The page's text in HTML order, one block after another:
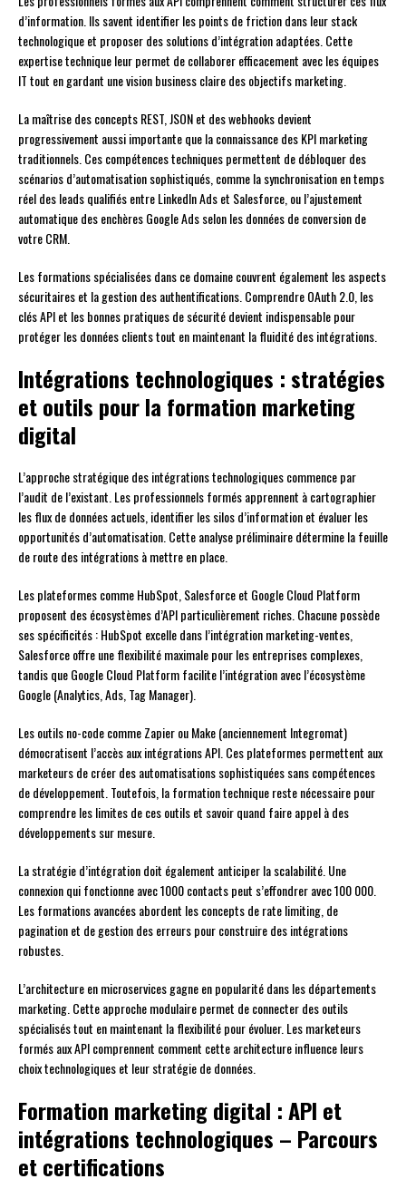
d’information. Ils savent identifier les points de friction dans leur stack
technologique et proposer des solutions d’intégration adaptées. Cette
expertise technique leur permet de collaborer efficacement avec les équipes
IT tout en gardant une vision business claire des objectifs marketing.
La maîtrise des concepts REST, JSON et des webhooks devient
progressivement aussi importante que la connaissance des KPI marketing
traditionnels. Ces compétences techniques permettent de débloquer des
scénarios d’automatisation sophistiqués, comme la synchronisation en temps
réel des leads qualifiés entre LinkedIn Ads et Salesforce, ou l’ajustement
automatique des enchères Google Ads selon les données de conversion de
votre CRM.
Les formations spécialisées dans ce domaine couvrent également les aspects
sécuritaires et la gestion des authentifications. Comprendre OAuth 2.0, les
clés API et les bonnes pratiques de sécurité devient indispensable pour
protéger les données clients tout en maintenant la fluidité des intégrations.
Intégrations technologiques : stratégies
et outils pour la formation marketing
digital
L’approche stratégique des intégrations technologiques commence par
l’audit de l’existant. Les professionnels formés apprennent à cartographier
les flux de données actuels, identifier les silos d’information et évaluer les
opportunités d’automatisation. Cette analyse préliminaire détermine la feuille
de route des intégrations à mettre en place.
Les plateformes comme HubSpot, Salesforce et Google Cloud Platform
proposent des écosystèmes d’API particulièrement riches. Chacune possède
ses spécificités : HubSpot excelle dans l’intégration marketing-ventes,
Salesforce offre une flexibilité maximale pour les entreprises complexes,
tandis que Google Cloud Platform facilite l’intégration avec l’écosystème
Google (Analytics, Ads, Tag Manager).
Les outils no-code comme Zapier ou Make (anciennement Integromat)
démocratisent l’accès aux intégrations API. Ces plateformes permettent aux
marketeurs de créer des automatisations sophistiquées sans compétences
de développement. Toutefois, la formation technique reste nécessaire pour
comprendre les limites de ces outils et savoir quand faire appel à des
développements sur mesure.
La stratégie d’intégration doit également anticiper la scalabilité. Une
connexion qui fonctionne avec 1000 contacts peut s’effondrer avec 100 000.
Les formations avancées abordent les concepts de rate limiting, de
pagination et de gestion des erreurs pour construire des intégrations
robustes.
L’architecture en microservices gagne en popularité dans les départements
marketing. Cette approche modulaire permet de connecter des outils
spécialisés tout en maintenant la flexibilité pour évoluer. Les marketeurs
formés aux API comprennent comment cette architecture influence leurs
choix technologiques et leur stratégie de données.
Formation marketing digital : API et
intégrations technologiques – Parcours
et certifications